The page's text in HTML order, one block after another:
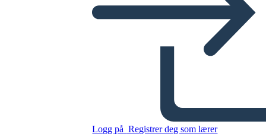
Logg på Registrer deg som lærer